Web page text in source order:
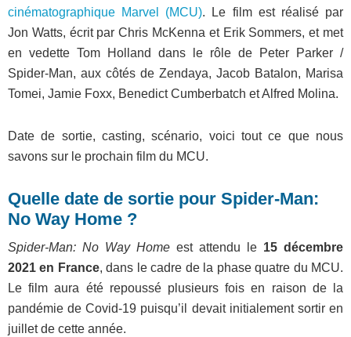
cinématographique Marvel (MCU). Le film est réalisé par
Jon Watts, écrit par Chris McKenna et Erik Sommers, et met
en vedette Tom Holland dans le rôle de Peter Parker /
Spider-Man, aux côtés de Zendaya, Jacob Batalon, Marisa
Tomei, Jamie Foxx, Benedict Cumberbatch et Alfred Molina.
Date de sortie, casting, scénario, voici tout ce que nous
savons sur le prochain film du MCU.
Quelle date de sortie pour Spider-Man:
No Way Home ?
Spider-Man: No Way Home est attendu le 15 décembre
2021 en France, dans le cadre de la phase quatre du MCU.
Le film aura été repoussé plusieurs fois en raison de la
pandémie de Covid-19 puisqu’il devait initialement sortir en
juillet de cette année.